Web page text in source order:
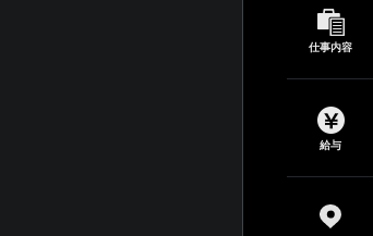
仕事内容
給与